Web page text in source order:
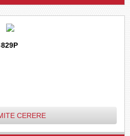
CERERE